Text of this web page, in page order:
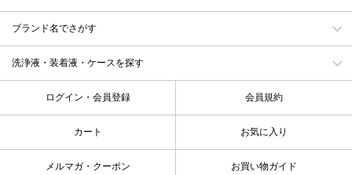
ブランド名でさがす
洗浄液・装着液・ケースを探す
ログイン・会員登録 会員規約
カート お気に入り
メルマガ・クーポン お買い物ガイド